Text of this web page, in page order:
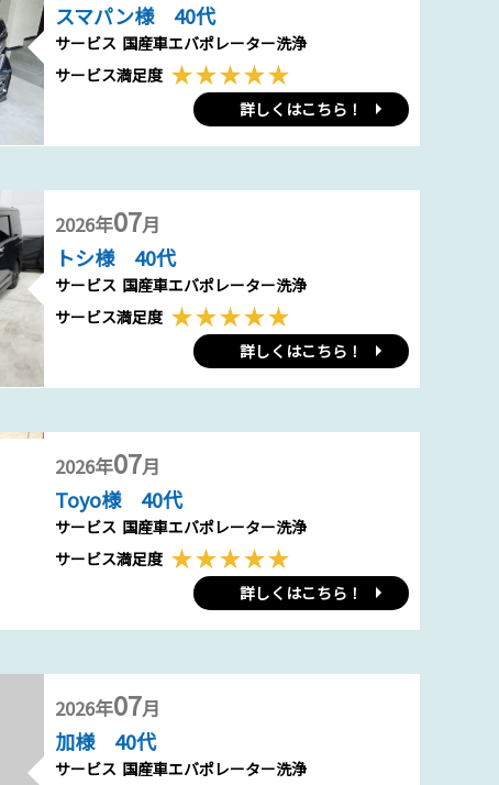
スマパン様 40代
サービス 国産車エバポレーター洗浄
サービス満足度
詳しくはこちら！
2026年07月
トシ様 40代
サービス 国産車エバポレーター洗浄
サービス満足度
詳しくはこちら！
2026年07月
Toyo様 40代
サービス 国産車エバポレーター洗浄
サービス満足度
詳しくはこちら！
2026年07月
加様 40代
サービス 国産車エバポレーター洗浄